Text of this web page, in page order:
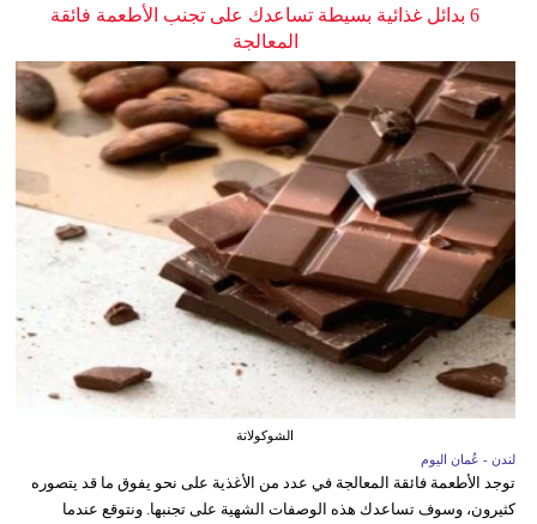
6 بدائل غذائية بسيطة تساعدك على تجنب الأطعمة فائقة
المعالجة
الشوكولاتة
لندن - عُمان اليوم
توجد الأطعمة فائقة المعالجة في عدد من الأغذية على نحو يفوق ما قد يتصوره
كثيرون، وسوف تساعدك هذه الوصفات الشهية على تجنبها. ونتوقع عندما